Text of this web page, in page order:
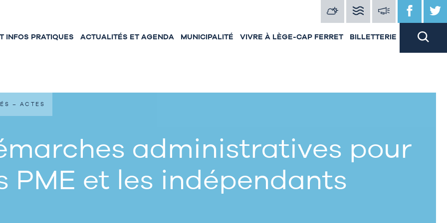
INFOS PRATIQUES ACTUALITÉS ET AGENDA MUNICIPALITÉ VIVRE À LÈGE-CAP FERRET BILLETTERIE
administratives pour
PME et les indépendants
– ACTES